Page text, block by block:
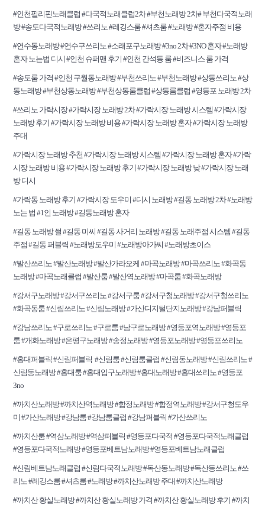
#인천필리핀노래클럽 #다국적노래클럽2차 #부천노래방 2차# 부천다국적노래
방 #송도다국적노래방 #쓰리노 #레깅스룸 #셔츠룸 #노래방 #혼자주점 비용
#연수동노래방 #연수구쓰리노 #소래포구노래방 #3no 2차 #3NO 혼자 #노래방
혼자 노는법 디시 #인천 슈퍼맨 후기 #인천 간석동 룸 #비즈니스 룸 가격
#송도룸 가격 #인천 구월동노래방 #부천쓰리노 #부천노래방 #상동쓰리노 #상
동노래방 #부천상동노래방 #부천상동룸클럽 #상동룸클럽 #영등포 노래방 2차
#쓰리노 가락시장 #가락시장 노래방 2차 #가락시장 노래방 시스템 #가락시장
노래방 후기 #가락시장 노래방 비용 #가락시장 노래방 혼자 #가락시장 노래방
주대
#가락시장 노래방 추천 #가락시장 노래방 시스템 #가락시장 노래방 혼자 #가락
시장 노래방 비용 #가락시장 노래방 후기 #가락시장 노래방 낮 #가락시장 노래
방 디시
#가락동 노래방 후기 #가락시장 도우미 #디시 노래방 #길동 노래방 2차 #노래방
노는 법 #1인 노래방 #길동노래방 혼자
#길동 노래방 썰 #길동 미씨 #길동 사거리 노래방 #길동 노래주점 시스템 #길동
주점 #길동 퍼블릭 #노래방도우미 #노래방아가씨 #노래방초이스
#발산쓰리노 #발산노래방 #발산가라오케 #마곡노래방 #마곡쓰리노 #화곡동
노래방 #마곡노래클럽 #발산룸 #발산역노래방 #마곡룸 #화곡노래방
#강서구노래방 #강서구쓰리노 #강서구룸 #강서구청노래방 #강서구청쓰리노
#화곡동룸 #신림쓰리노 #신림노래방 #가산디지털단지노래방 #강남퍼블릭
#강남쓰리노 #구로쓰리노 #구로룸 #남구로노래방 #영등포역노래방 #영등포
룸 #개화노래방 #은평구노래방 #송정노래방 #영등포노래방 #영등포쓰리노
#홍대퍼블릭 #신림퍼블릭 #신림룸 #신림룸클럽 #신림동노래방 #신림쓰리노 #
신림동노래방 #홍대룸 #홍대입구노래방 #홍대노래방 #홍대쓰리노 #영등포
3no
#까치산노래방 #까치산역노래방 #합정노래방 #합정역노래방 #강서구청도우
미 #가산노래방 #강남룸 #강남룸클럽 #강남퍼블릭 #가산쓰리노
#까치산룸 #역삼노래방 #역삼퍼블릭 #영등포다국적 #영등포다국적노래클럽
#영등포다국적노래방 #영등포베트남노래방 #영등포베트남노래클럽
#신림베트남노래클럽 #신림다국적노래방 #독산동노래방 #독산동쓰리노 #쓰
리노 #레깅스룸 #셔츠룸 #노래방 #까치산노래방 주대 #까치산노래방
#까치산 황실노래방 #까치산 황실노래방 가격 #까치산 황실노래방 후기 #까치